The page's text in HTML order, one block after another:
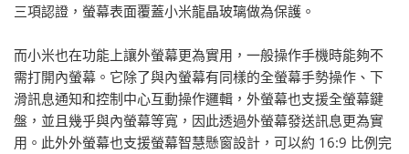
三項認證，螢幕表面覆蓋小米龍晶玻璃做為保護。
而小米也在功能上讓外螢幕更為實用，一般操作手機時能夠不
需打開內螢幕。它除了與內螢幕有同樣的全螢幕手勢操作、下
滑訊息通知和控制中心互動操作邏輯，外螢幕也支援全螢幕鍵
盤，並且幾乎與內螢幕等寬，因此透過外螢幕發送訊息更為實
用。此外外螢幕也支援螢幕智慧懸窗設計，可以約 16:9 比例完